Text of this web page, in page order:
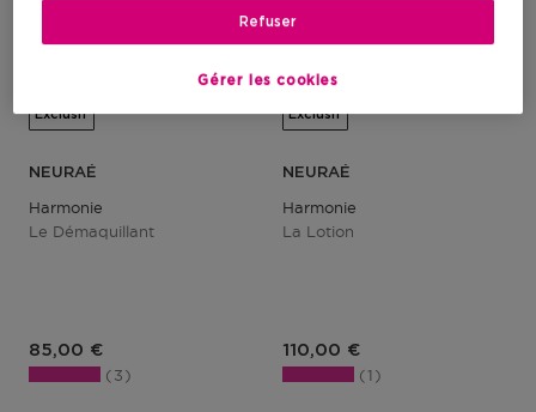
Exclusif
NEURAÉ
Harmonie
Le Démaquillant
85,00 €
3
Exclusif
NEURAÉ
Harmonie
La Lotion
110,00 €
1
Gérer les cookies
Refuser